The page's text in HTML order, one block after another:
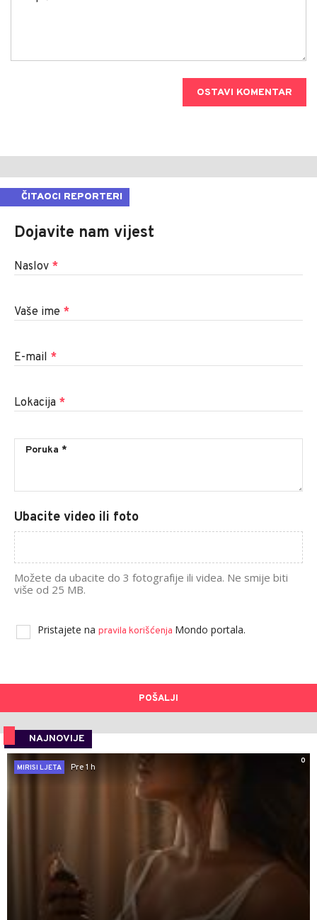
OSTAVI KOMENTAR
ČITAOCI REPORTERI
Dojavite nam vijest
Naslov *
Vaše ime *
E-mail *
Lokacija *
Ubacite video ili foto
Možete da ubacite do 3 fotografije ili videa. Ne smije biti
više od 25 MB.
Pristajete na pravila korišćenja Mondo portala.
POŠALJI
NAJNOVIJE
0
MIRISI LJETA
Pre 1 h